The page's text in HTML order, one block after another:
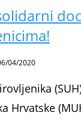
04/2020
Hrvatske